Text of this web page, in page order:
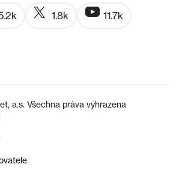
1.8k 11.7k
a.s. Všechna práva vyhrazena